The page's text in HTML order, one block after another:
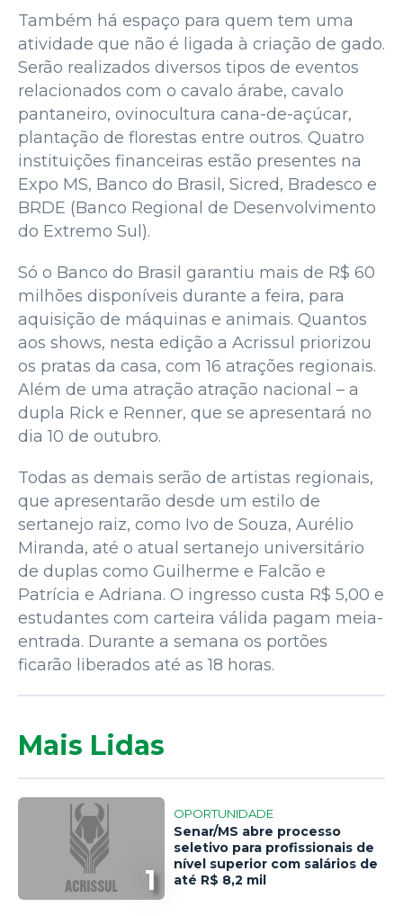
Também há espaço para quem tem uma
atividade que não é ligada à criação de gado.
Serão realizados diversos tipos de eventos
relacionados com o cavalo árabe, cavalo
pantaneiro, ovinocultura cana-de-açúcar,
plantação de florestas entre outros. Quatro
instituições financeiras estão presentes na
Expo MS, Banco do Brasil, Sicred, Bradesco e
BRDE (Banco Regional de Desenvolvimento
do Extremo Sul).
Só o Banco do Brasil garantiu mais de R$ 60
milhões disponíveis durante a feira, para
aquisição de máquinas e animais. Quantos
aos shows, nesta edição a Acrissul priorizou
os pratas da casa, com 16 atrações regionais.
Além de uma atração atração nacional – a
dupla Rick e Renner, que se apresentará no
dia 10 de outubro.
Todas as demais serão de artistas regionais,
que apresentarão desde um estilo de
sertanejo raiz, como Ivo de Souza, Aurélio
Miranda, até o atual sertanejo universitário
de duplas como Guilherme e Falcão e
Patrícia e Adriana. O ingresso custa R$ 5,00 e
estudantes com carteira válida pagam meia-
entrada. Durante a semana os portões
ficarão liberados até as 18 horas.
Mais Lidas
1
OPORTUNIDADE
Senar/MS abre processo
seletivo para profissionais de
nível superior com salários de
até R$ 8,2 mil